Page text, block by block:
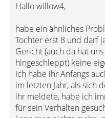
Hallo willow4,
habe ein ähnliches
Tochter erst 8 und darf
Gericht (auch da hat
hingeschleppt) keine
Ich habe ihr Anfangs
im letzten Jahr, als sich
ihr meldete, habe ich
für sein Verhalten